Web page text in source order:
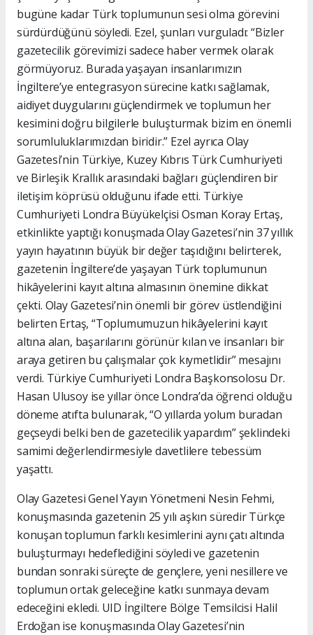
bugüne kadar Türk toplumunun sesi olma görevini
sürdürdüğünü söyledi. Ezel, şunları vurguladı: “Bizler
gazetecilik görevimizi sadece haber vermek olarak
görmüyoruz. Burada yaşayan insanlarımızın
İngiltere’ye entegrasyon sürecine katkı sağlamak,
aidiyet duygularını güçlendirmek ve toplumun her
kesimini doğru bilgilerle buluşturmak bizim en önemli
sorumluluklarımızdan biridir.” Ezel ayrıca Olay
Gazetesi’nin Türkiye, Kuzey Kıbrıs Türk Cumhuriyeti
ve Birleşik Krallık arasındaki bağları güçlendiren bir
iletişim köprüsü olduğunu ifade etti. Türkiye
Cumhuriyeti Londra Büyükelçisi Osman Koray Ertaş,
etkinlikte yaptığı konuşmada Olay Gazetesi’nin 37 yıllık
yayın hayatının büyük bir değer taşıdığını belirterek,
gazetenin İngiltere’de yaşayan Türk toplumunun
hikâyelerini kayıt altına almasının önemine dikkat
çekti. Olay Gazetesi’nin önemli bir görev üstlendiğini
belirten Ertaş, “Toplumumuzun hikâyelerini kayıt
altına alan, başarılarını görünür kılan ve insanları bir
araya getiren bu çalışmalar çok kıymetlidir” mesajını
verdi. Türkiye Cumhuriyeti Londra Başkonsolosu Dr.
Hasan Ulusoy ise yıllar önce Londra’da öğrenci olduğu
döneme atıfta bulunarak, “O yıllarda yolum buradan
geçseydi belki ben de gazetecilik yapardım” şeklindeki
samimi değerlendirmesiyle davetlilere tebessüm
yaşattı.
Olay Gazetesi Genel Yayın Yönetmeni Nesin Fehmi,
konuşmasında gazetenin 25 yılı aşkın süredir Türkçe
konuşan toplumun farklı kesimlerini aynı çatı altında
buluşturmayı hedeflediğini söyledi ve gazetenin
bundan sonraki süreçte de gençlere, yeni nesillere ve
toplumun ortak geleceğine katkı sunmaya devam
edeceğini ekledi. UID İngiltere Bölge Temsilcisi Halil
Erdoğan ise konuşmasında Olay Gazetesi’nin